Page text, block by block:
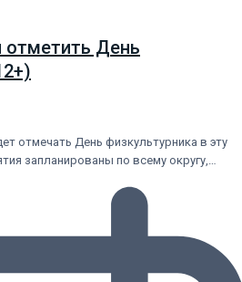
отметить День
отмечать День физкультурника в эту
запланированы по всему округу,…